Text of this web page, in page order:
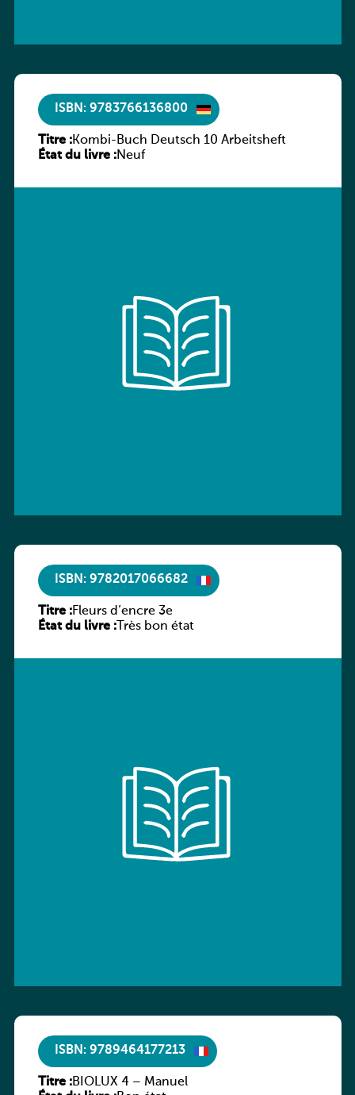
ISBN: 9783766136800
Titre :Kombi-Buch Deutsch 10 Arbeitsheft
État du livre :Neuf
ISBN: 9782017066682
Titre :Fleurs d’encre 3e
État du livre :Très bon état
ISBN: 9789464177213
Titre :BIOLUX 4 – Manuel